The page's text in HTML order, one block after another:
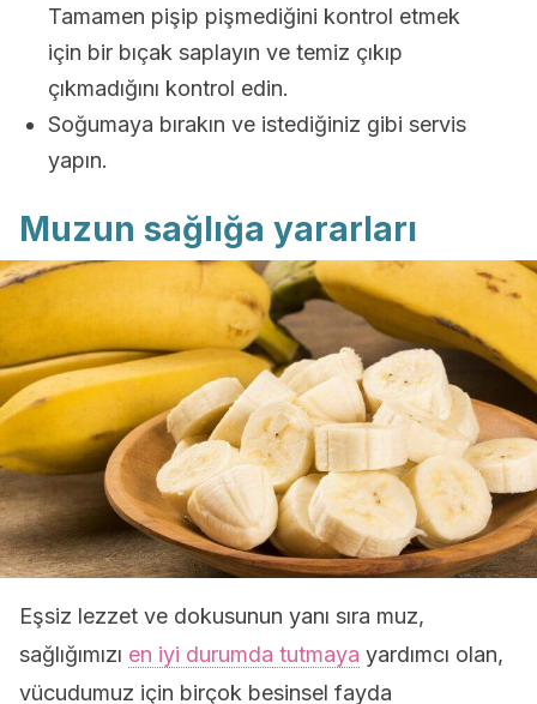
Tamamen pişip pişmediğini kontrol etmek
için bir bıçak saplayın ve temiz çıkıp
çıkmadığını kontrol edin.
Soğumaya bırakın ve istediğiniz gibi servis
yapın.
Muzun sağlığa yararları
Eşsiz lezzet ve dokusunun yanı sıra muz,
sağlığımızı en iyi durumda tutmaya yardımcı olan,
vücudumuz için birçok besinsel fayda